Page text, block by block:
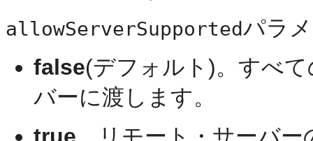
allowServerSupportedパラ
false(デフォルト)。すべ
バーに渡します。